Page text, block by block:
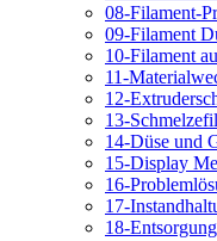
08-Filament-
09-Filament
10-Filament
11-
12-
13-
14-Düse und
15-Display
16-
17-
18-